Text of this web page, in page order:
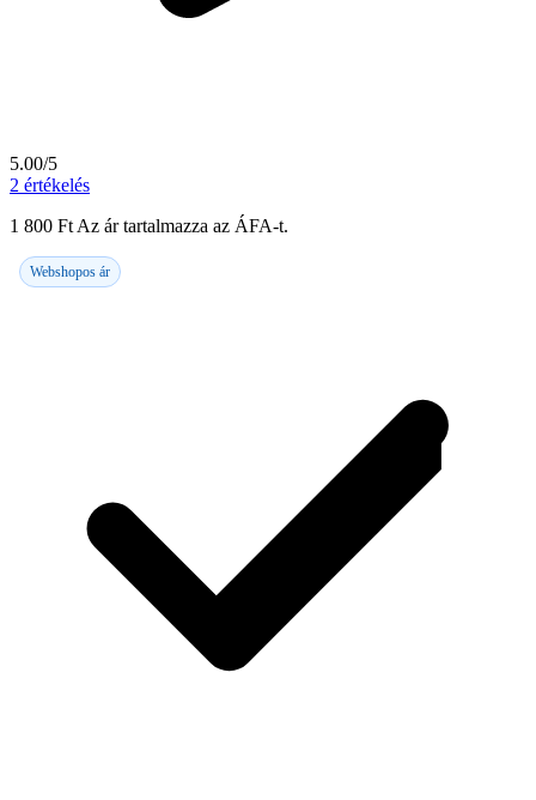
5.00/5
2 értékelés
1 800 Ft Az ár tartalmazza az ÁFA-t.
Webshopos ár